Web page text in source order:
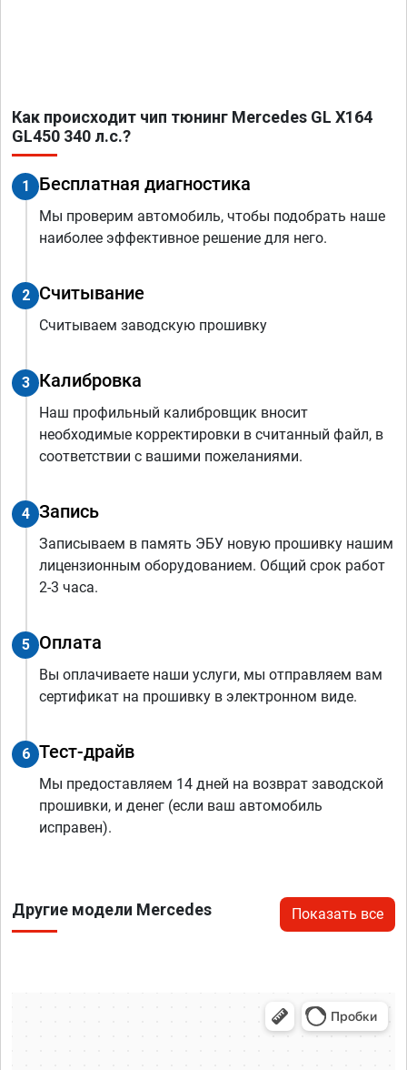
Как происходит чип тюнинг Mercedes GL X164
GL450 340 л.с.?
1 Бесплатная диагностика
Мы проверим автомобиль, чтобы подобрать наше
наиболее эффективное решение для него.
2 Считывание
Считываем заводскую прошивку
3 Калибровка
Наш профильный калибровщик вносит
необходимые корректировки в считанный файл, в
соответствии с вашими пожеланиями.
4 Запись
Записываем в память ЭБУ новую прошивку нашим
лицензионным оборудованием. Общий срок работ
2-3 часа.
5 Оплата
Вы оплачиваете наши услуги, мы отправляем вам
сертификат на прошивку в электронном виде.
6 Тест-драйв
Мы предоставляем 14 дней на возврат заводской
прошивки, и денег (если ваш автомобиль
исправен).
Другие модели Mercedes Показать все